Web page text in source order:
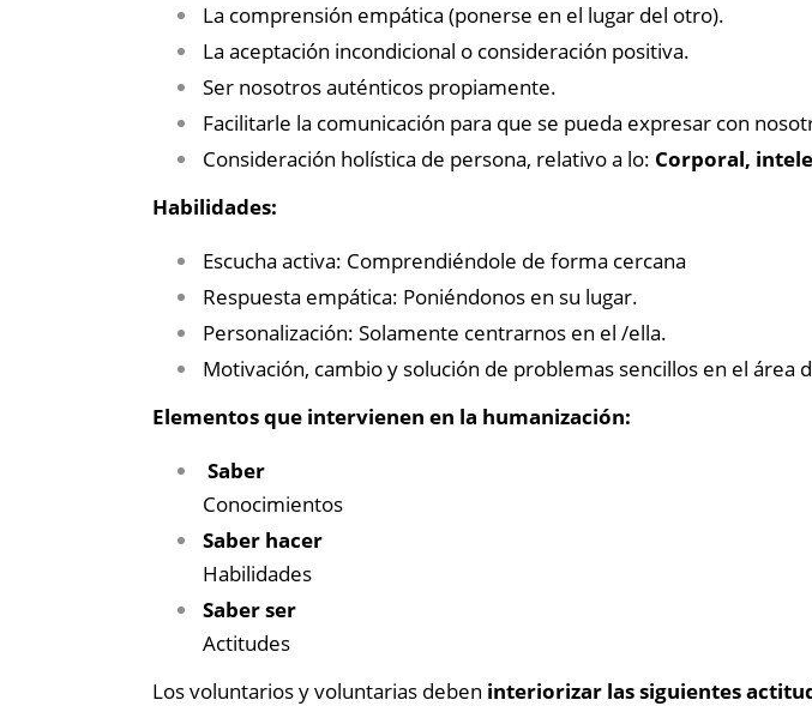
La comprensión empática (ponerse en el lugar del otro).
La aceptación incondicional o consideración positiva.
Ser nosotros auténticos propiamente.
Facilitarle la comunicación para que se pueda expresar con
Consideración holística de persona, relativo a lo: Corporal,
Habilidades:
Escucha activa: Comprendiéndole de forma cercana
Respuesta empática: Poniéndonos en su lugar.
Personalización: Solamente centrarnos en el /ella.
Motivación, cambio y solución de problemas sencillos en el área
Elementos que intervienen en la humanización:
Saber
Conocimientos
Saber hacer
Habilidades
Saber ser
Actitudes
Los voluntarios y voluntarias deben interiorizar las siguientes